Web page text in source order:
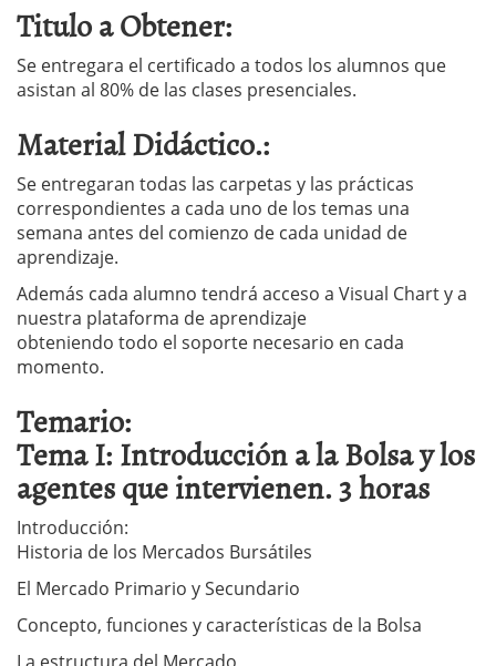
Titulo a Obtener:
Se entregara el certificado a todos los alumnos que
asistan al 80% de las clases presenciales.
Material Didáctico.:
Se entregaran todas las carpetas y las prácticas
correspondientes a cada uno de los temas una
semana antes del comienzo de cada unidad de
aprendizaje.
Además cada alumno tendrá acceso a Visual Chart y a
nuestra plataforma de aprendizaje
obteniendo todo el soporte necesario en cada
momento.
Temario:
Tema I: Introducción a la Bolsa y los
agentes que intervienen. 3 horas
Introducción:
Historia de los Mercados Bursátiles
El Mercado Primario y Secundario
Concepto, funciones y características de la Bolsa